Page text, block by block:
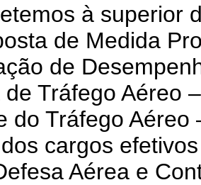
à superior
de Medida
de
Tráfego Aéreo
do Tráfego
cargos
Aérea e